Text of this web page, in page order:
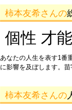
柿本友希さんの
個性 才
あなたの人生を表す1番
に影響を及ぼします。苗
柿本友希さんの